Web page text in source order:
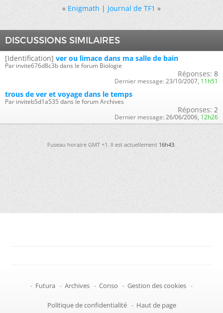
« Enigmath|Journal de TF1 »
DISCUSSIONS SIMILAIRES
[Identification] ver ou limace dans ma salle de bain
Par invite676d8c3b dans le forum Biologie
Réponses: 8
Dernier message: 23/10/2007, 11h51
trous de ver et voyage dans le temps
Par inviteb5d1a535 dans le forum Archives
Réponses: 2
Dernier message: 26/06/2006, 12h26
Fuseau horaire GMT +1. Il est actuellement16h43.
- Futura - Archives - Conso - Gestion des cookies -
Politique de confidentialité - Haut de page